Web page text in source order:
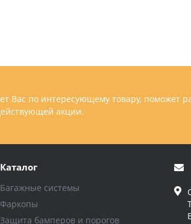
Вас по интересующему товару, поможет
акции.
Каталог
Багажные системы
Фаркопы
Защита бамперов и порогов